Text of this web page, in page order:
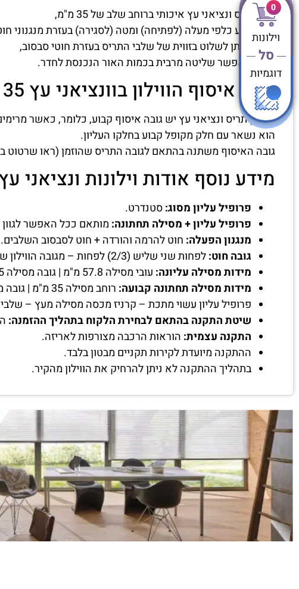
וילון תריס ונציאני עץ איכותי ברוחב שלב של 35 מ"מ,
התריס נע כלפי מעלה (לפתיחה) ומטה (לסגירה) בעזרת מנגנוני
בנוסף ניתן לשלוט בזווית של שלבי התריס בעזרת חוטי סבסוב,
מה שמאפשר שליטה מרבית בכמות האור הנכנסת לחדר.
גובה איסוף הווילון בוונציאני עץ 35 מ"מ
לווילון תריס ונציאני עץ יש גובה איסוף קבוע, כלומר, כאשר
הוא נשאר עם חלק מקופל קבוע בחלקו העליון.
גובה האיסוף משתנה בהתאם לגובה התריס שהוזמן (ראו שרטוט
מידע נוסף אודות וילונות ונציאני
פרופיל עליון מסוג:סטנדרט.
פרופיל עליון + מסילה תחתונה: מותאם ככל האפשר
מנגנון הפעלה: חוט להרמה והורדה + חוט לסבסוב השלבים.
גובה חוט:לפחות שני שליש (2/3) לפחות – מגובה הווילון שיוזמן.
מידות מסילה עליונה: עובי מסילה 57.8 מ"מ | גובה מסילה 51.5 מ"מ | רוחב מסילה בהתאם למידת הווילון.
מידות מסילה תחתונה קבועה: רוחב מסילה 35 מ"מ | גובה מסילה 15 מ"מ.
פרופיל עליון עשוי מתכת – קרניז מכסה מסילה מעץ –
שיטת התקנה בהתאם לבחירת הלקוח בתהליך ההזמנה:
התקנה עצמית: הוראות הרכבה מצורפות לאריזה.
ההתקנה מיועדת לקירות תקניים מבטון בלבד.
בתהליך ההתקנה לא ניתן להרחיק את הווילון מהקיר.
0
וילונות
סל
דוגמיות